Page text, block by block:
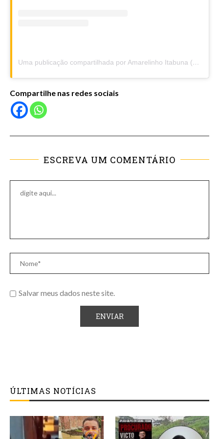
Uma publicação compartilhada por Amarelinho Itabuna (@amarelinhoitabuna)
Compartilhe nas redes sociais
ESCREVA UM COMENTÁRIO
Salvar meus dados neste site.
ÚLTIMAS NOTÍCIAS